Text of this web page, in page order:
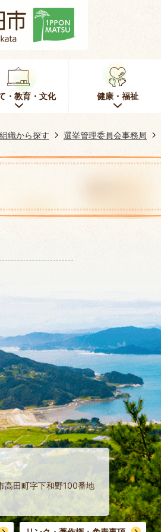
・教育・文化 健康・福祉
組織から探す 選挙管理委員会事務局
田町字下和野100番地